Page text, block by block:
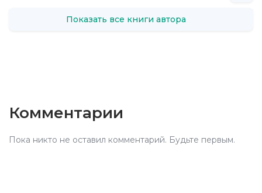
Показать все книги автора
Комментарии
Пока никто не оставил комментарий. Будьте первым.